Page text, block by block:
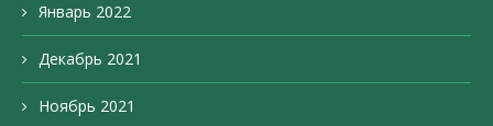
Январь 2022
Декабрь 2021
Ноябрь 2021